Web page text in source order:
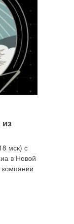
мск) с
в Новой